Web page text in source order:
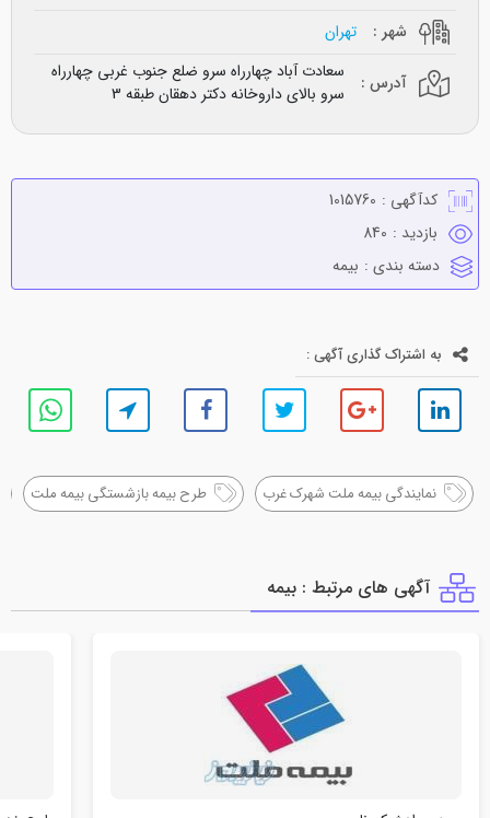
شهر :
تهران
آدرس :
سعادت آباد چهارراه سرو ضلع جنوب غربی چهارراه
سرو بالای داروخانه دکتر دهقان طبقه 3
کدآگهی : 1015760
بازدید : 840
دسته بندی : بيمه
به اشتراک گذاری آگهی :
نمایندگی بیمه ملت شهرک غرب طرح بیمه بازشستگی بیمه ملت
آگهی های مرتبط : بيمه